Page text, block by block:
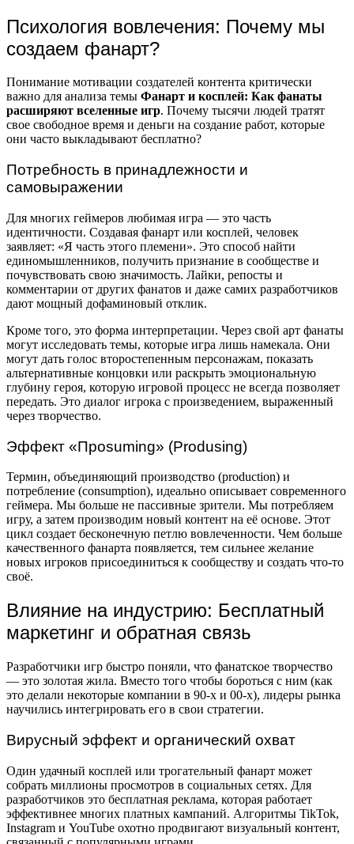
Психология вовлечения: Почему мы
создаем фанарт?
Понимание мотивации создателей контента критически
важно для анализа темы Фанарт и косплей: Как фанаты
расширяют вселенные игр. Почему тысячи людей тратят
свое свободное время и деньги на создание работ, которые
они часто выкладывают бесплатно?
Потребность в принадлежности и
самовыражении
Для многих геймеров любимая игра — это часть
идентичности. Создавая фанарт или косплей, человек
заявляет: «Я часть этого племени». Это способ найти
единомышленников, получить признание в сообществе и
почувствовать свою значимость. Лайки, репосты и
комментарии от других фанатов и даже самих разработчиков
дают мощный дофаминовый отклик.
Кроме того, это форма интерпретации. Через свой арт фанаты
могут исследовать темы, которые игра лишь намекала. Они
могут дать голос второстепенным персонажам, показать
альтернативные концовки или раскрыть эмоциональную
глубину героя, которую игровой процесс не всегда позволяет
передать. Это диалог игрока с произведением, выраженный
через творчество.
Эффект «Проsuming» (Produsing)
Термин, объединяющий производство (production) и
потребление (consumption), идеально описывает современного
геймера. Мы больше не пассивные зрители. Мы потребляем
игру, а затем производим новый контент на её основе. Этот
цикл создает бесконечную петлю вовлеченности. Чем больше
качественного фанарта появляется, тем сильнее желание
новых игроков присоединиться к сообществу и создать что-то
своё.
Влияние на индустрию: Бесплатный
маркетинг и обратная связь
Разработчики игр быстро поняли, что фанатское творчество
— это золотая жила. Вместо того чтобы бороться с ним (как
это делали некоторые компании в 90-х и 00-х), лидеры рынка
научились интегрировать его в свои стратегии.
Вирусный эффект и органический охват
Один удачный косплей или трогательный фанарт может
собрать миллионы просмотров в социальных сетях. Для
разработчиков это бесплатная реклама, которая работает
эффективнее многих платных кампаний. Алгоритмы TikTok,
Instagram и YouTube охотно продвигают визуальный контент,